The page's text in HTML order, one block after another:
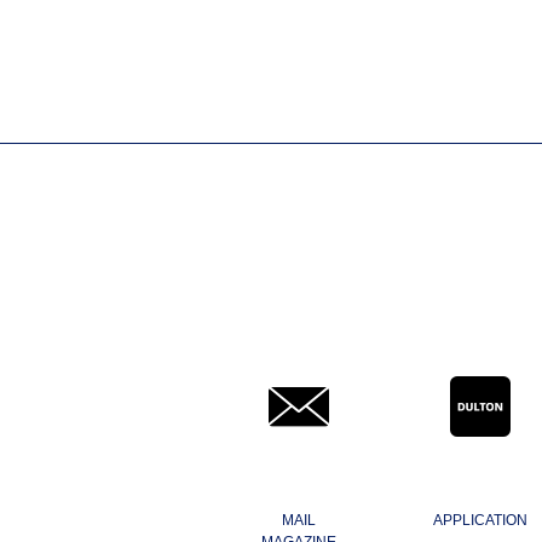
MAIL
APPLICATION